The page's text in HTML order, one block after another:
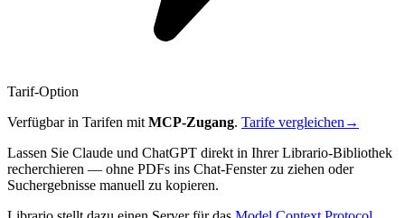
Tarif-Option
Verfügbar in Tarifen mitMCP-Zugang. Tarife vergleichen→
Lassen Sie Claude und ChatGPT direkt in Ihrer Librario-Bibliothek
recherchieren — ohne PDFs ins Chat-Fenster zu ziehen oder
Suchergebnisse manuell zu kopieren.